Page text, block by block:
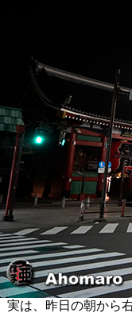
実は、昨日の朝から